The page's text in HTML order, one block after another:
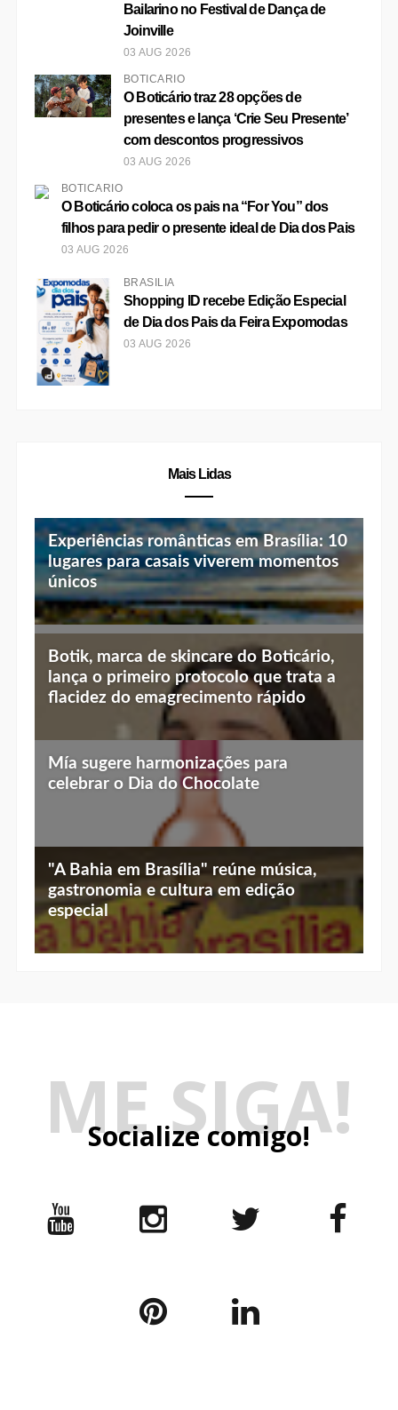
Bailarino no Festival de Dança de
Joinville
03 AUG 2026
BOTICÁRIO
O Boticário traz 28 opções de
presentes e lança ‘Crie Seu Presente’
com descontos progressivos
03 AUG 2026
BOTICÁRIO
O Boticário coloca os pais na “For You” dos
filhos para pedir o presente ideal de Dia dos Pais
03 AUG 2026
BRASÍLIA
Shopping ID recebe Edição Especial
de Dia dos Pais da Feira Expomodas
03 AUG 2026
Mais Lidas
Experiências românticas em Brasília: 10
lugares para casais viverem momentos
únicos
Top 10 jantares românticos em Brasília:
luz baixa, vista linda e menu especial
Botik, marca de skincare do Boticário,
lança o primeiro protocolo que trata a
flacidez do emagrecimento rápido
Mía sugere harmonizações para
celebrar o Dia do Chocolate
"A Bahia em Brasília" reúne música,
gastronomia e cultura em edição
especial
ME SIGA!
Socialize comigo!